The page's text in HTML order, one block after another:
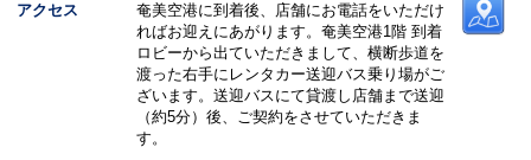
アクセス
奄美空港に到着後、店舗にお電話をいただけ
ればお迎えにあがります。奄美空港1階 到着
ロビーから出ていただきまして、横断歩道を
渡った右手にレンタカー送迎バス乗り場がご
ざいます。送迎バスにて貸渡し店舗まで送迎
（約5分）後、ご契約をさせていただきま
す。